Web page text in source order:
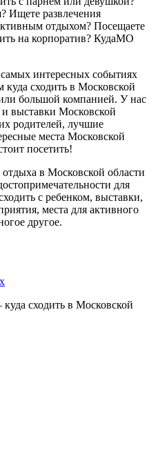
Ищете развлечения
отдыхом? Посещаете
на корпоратив? КудаМО
интересных событиях
сходить в Московской
большой компанией. У нас
выставки Московской
родителей, лучшие
места Московской
посетить!
в Московской области
для
с ребенком, выставки,
места для активного
другое.
сходить в Московской